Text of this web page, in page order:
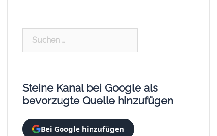
Suchen
Steine Kanal bei Google als
bevorzugte Quelle hinzufügen
Bei Google hinzufügen